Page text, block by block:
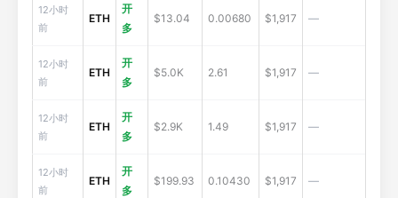
12小时
前
ETH
开
多
$13.04 0.00680 $1,917 —
12小时
前
ETH
开
多
$5.0K 2.61 $1,917 —
12小时
前
ETH
开
多
$2.9K 1.49 $1,917 —
12小时
前
ETH
开
多
$199.93 0.10430 $1,917 —